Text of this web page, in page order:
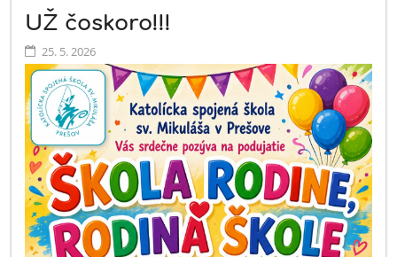
UŽ čoskoro!!!
25. 5. 2026